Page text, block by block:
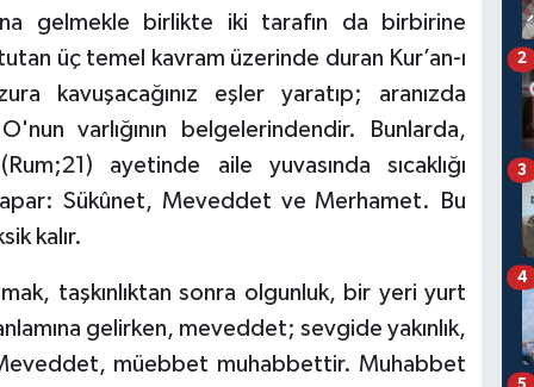
gelmekle birlikte iki tarafın da birbirine
üç temel kavram üzerinde duran Kur’an-ı
kavuşacağınız eşler yaratıp; aranızda
varlığının belgelerindendir. Bunlarda,
ayetinde aile yuvasında sıcaklığı
Sükûnet, Meveddet ve Merhamet. Bu
kalır.
taşkınlıktan sonra olgunluk, bir yeri yurt
gelirken, meveddet; sevgide yakınlık,
müebbet muhabbettir. Muhabbet
2
3
4